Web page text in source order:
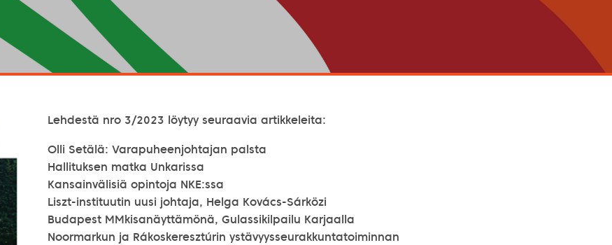
Lehdestä nro 3/2023 löytyy seuraavia artikkeleita:
Olli Setälä: Varapuheenjohtajan palsta
Hallituksen matka Unkarissa
Kansainvälisiä opintoja NKE:ssa
Liszt-instituutin uusi johtaja, Helga Kovács-Sárközi
Budapest MMkisanäyttämönä, Gulassikilpailu Karjaalla
Noormarkun ja Rákoskeresztúrin ystävyysseurakkuntatoiminnan